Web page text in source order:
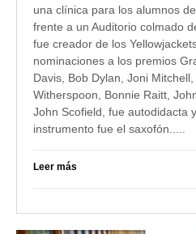
una clínica para los alumnos
frente a un Auditorio colmado
fue creador de los
nominaciones a los premios
Davis, Bob Dylan, Joni
Witherspoon, Bonnie Raitt,
John Scofield, fue autodidacta
instrumento fue el saxofón.....
Leer más